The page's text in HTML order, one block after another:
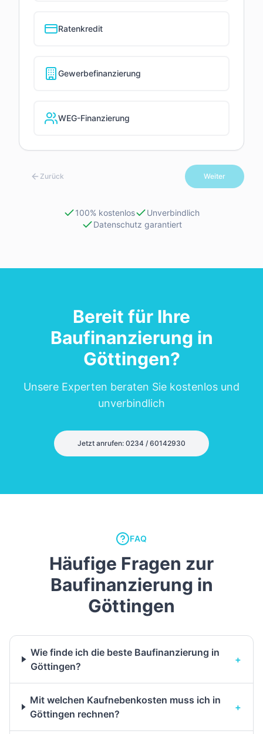
Ratenkredit
Gewerbefinanzierung
WEG-Finanzierung
Zurück Weiter
100% kostenlos
Unverbindlich
Datenschutz garantiert
Bereit für Ihre
Baufinanzierung in
Göttingen?
Unsere Experten beraten Sie kostenlos und
unverbindlich
Jetzt anrufen: 0234 / 60142930
FAQ
Häufige Fragen zur
Baufinanzierung in
Göttingen
Wie finde ich die beste Baufinanzierung in
Göttingen?
+
Mit welchen Kaufnebenkosten muss ich in
Göttingen rechnen?
+